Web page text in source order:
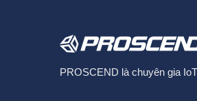
PROSCEND là chuyên gia